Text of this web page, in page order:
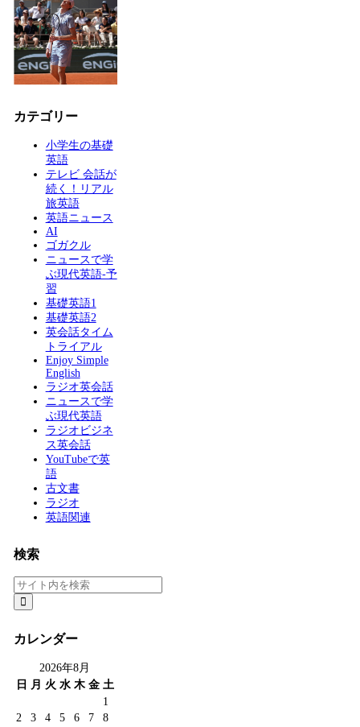
カテゴリー
小学生の基礎
英語
テレビ 会話が
続く！リアル
旅英語
英語ニュース
AI
ゴガクル
ニュースで学
ぶ現代英語-予
習
基礎英語1
基礎英語2
英会話タイム
トライアル
Enjoy Simple
English
ラジオ英会話
ニュースで学
ぶ現代英語
ラジオビジネ
ス英会話
YouTubeで英
語
古文書
ラジオ
英語関連
検索
カレンダー
2026年8月
日 月 火 水 木 金 土
1
2
3 4 5 6 7
8